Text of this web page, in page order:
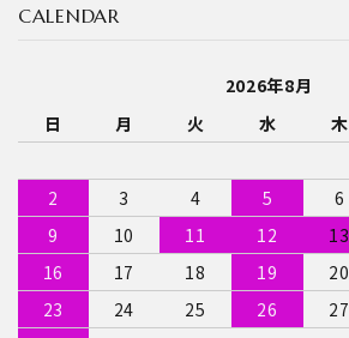
キーワード
カテゴリー
CALENDAR
2026年8月
日
月 火 水 木
2
3 4 5 6
9
10 11 12 13
16
17 18 19 20
23
24 25 26 27